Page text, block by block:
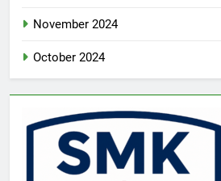
November 2024
October 2024